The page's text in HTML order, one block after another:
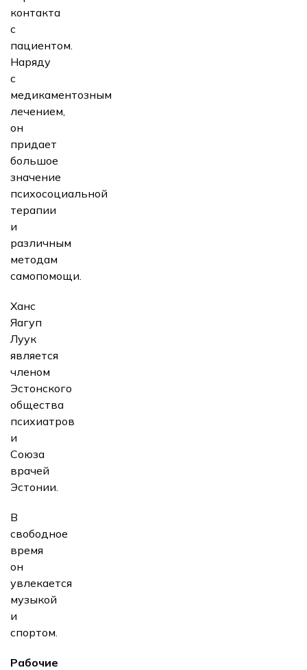
контакта
с
пациентом.
Наряду
с
медикаментозным
лечением,
он
придает
большое
значение
психосоциальной
терапии
и
различным
методам
самопомощи.
Ханс
Яагуп
Луук
является
членом
Эстонского
общества
психиатров
и
Союза
врачей
Эстонии.
В
свободное
время
он
увлекается
музыкой
и
спортом.
Рабочие